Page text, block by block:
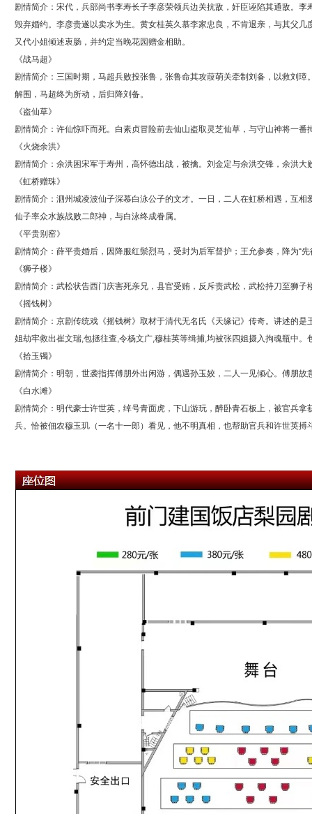
剧情简介：宋代，兵部尚书李寿长子李彦荣领兵边关抗敌，奸臣诬陷其通敌。
毁弃婚约。李彦贵遂以卖水为生。黄女桂英久慕李家忠良，不肯退亲，与其父
又代小姐倾述衷肠，并约定当晚花园赠金相助。
《战马超》
剧情简介：三国时期，马超兵败投张鲁，张鲁命其攻葭萌关牵制刘备，以救刘
解围，马超终为所动，后归降刘备。
《盗仙草》
剧情简介：许仙惊吓而死。白素贞冒险前去仙山盗取灵芝仙草，与守山神将一番
《火烧余洪》
剧情简介：余洪困宋军于寿州，高怀德出战，被擒。刘金定与余洪交锋，余洪
《虹桥赠珠》
剧情简介：泗州城凌波仙子深慕白泳公子的文才。一日，二人在虹桥相遇，互
仙子率众水族战败二郎神，与白泳终成眷属。
《平贵别窑》
剧情简介：薛平贵婚后，因降服红鬃烈马，受封为后军督护；王允参奏，降为“
《狮子楼》
剧情简介：武松状告西门庆害死亲兄，县官受贿，反斥责武松，武松持刀至狮子
《摇钱树》
剧情简介：京剧传统戏《摇钱树》取材于清代无名氏《天缘记》传奇。讲述的
姐劫牢救出崔文瑞,包拯往查,令杨文广,穆桂英等缉捕,均被张四姐摄入拘魂瓶中
《拾玉镯》
剧情简介：明朝，世袭指挥傅朋外出闲游，偶遇孙玉姣，二人一见倾心。傅朋
《白水滩》
剧情简介：明代豪士许世英，绰号青面虎，下山游玩，醉卧青石板上，被官兵
兵。恰被佃农穆玉玑（一名十一郎）看见，他不明真相，也帮助官兵和许世英